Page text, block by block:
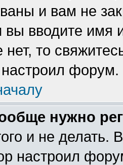
и вам не
вы вводите
нет, то
форум.
нужно
и не делать.
настроил